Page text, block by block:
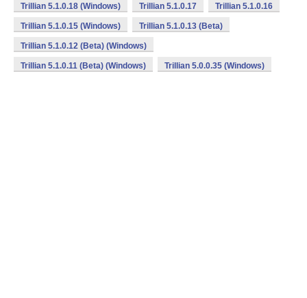
Trillian 5.1.0.18 (Windows) Trillian 5.1.0.17 Trillian 5.1.0.16
Trillian 5.1.0.15 (Windows) Trillian 5.1.0.13 (Beta)
Trillian 5.1.0.12 (Beta) (Windows)
Trillian 5.1.0.11 (Beta) (Windows) Trillian 5.0.0.35 (Windows)